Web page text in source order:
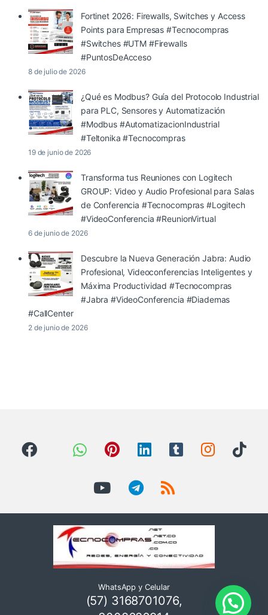
Fortinet 2026: Firewalls, Switches y Access
Points para Empresas #Tecnocompras
#Switches #UTM #Firewalls
#PuntosDeAcceso
8 de julio de 2026
¿Qué es Modbus? Guía del Protocolo Industrial
para PLC, Sensores y Automatización
#Modbus #AutomatizacionIndustrial
#Teltonika #Tecnocompras
19 de junio de 2026
Transforma tus Reuniones con Logitech
GROUP: Video y Audio Profesional para Salas
de Conferencia #Tecnocompras #Logitech
#VideoConferencia #ReunionVirtual
6 de junio de 2026
Descubre la Nueva Generación Jabra: Audio
Profesional, Videoconferencias Inteligentes y
Máxima Productividad #Tecnocompras
#Jabra #VideoConferencia #Diademas
#CallCenter
2 de junio de 2026
WhatsApp y Celular
(57) 3168701076,